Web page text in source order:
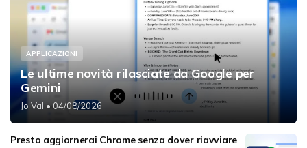
APPLICAZIONI
Le ultime novità rilasciate da Google per
Gemini
Jo Val • 04/08/2026
Presto aggiornerai Chrome senza dover riavviare